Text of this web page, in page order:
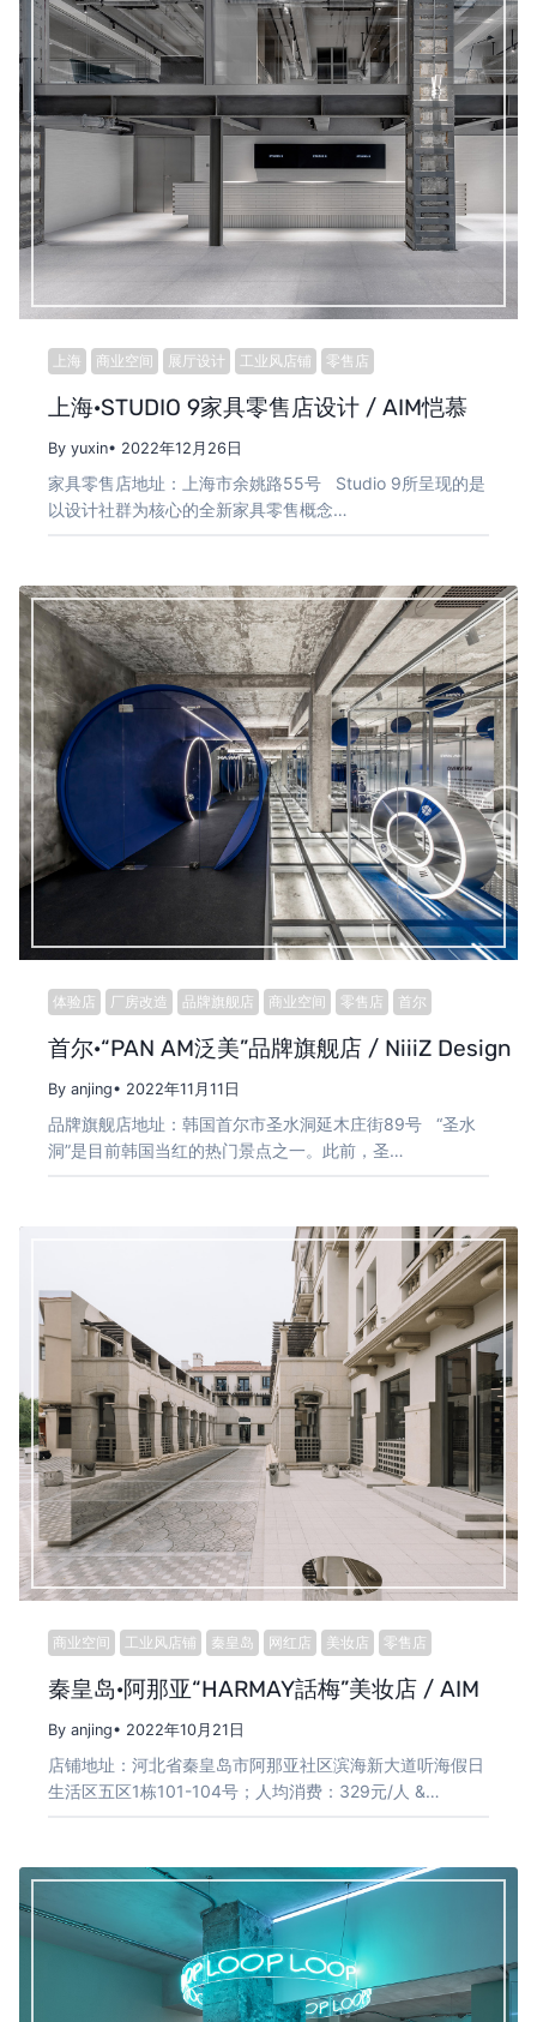
上海 商业空间 展厅设计 工业风店铺 零售店
上海·STUDIO 9家具零售店设计 / AIM恺慕
By yuxin• 2022年12月26日
家具零售店地址：上海市余姚路55号 Studio 9所呈现的是
以设计社群为核心的全新家具零售概念…
体验店 厂房改造 品牌旗舰店 商业空间 零售店 首尔
首尔·“PAN AM泛美”品牌旗舰店 / NiiiZ Design
By anjing• 2022年11月11日
品牌旗舰店地址：韩国首尔市圣水洞延木庄街89号 “圣水
洞”是目前韩国当红的热门景点之一。此前，圣…
商业空间 工业风店铺 秦皇岛 网红店 美妆店 零售店
秦皇岛·阿那亚“HARMAY話梅”美妆店 / AIM
By anjing• 2022年10月21日
店铺地址：河北省秦皇岛市阿那亚社区滨海新大道听海假日
生活区五区1栋101-104号；人均消费：329元/人 &…